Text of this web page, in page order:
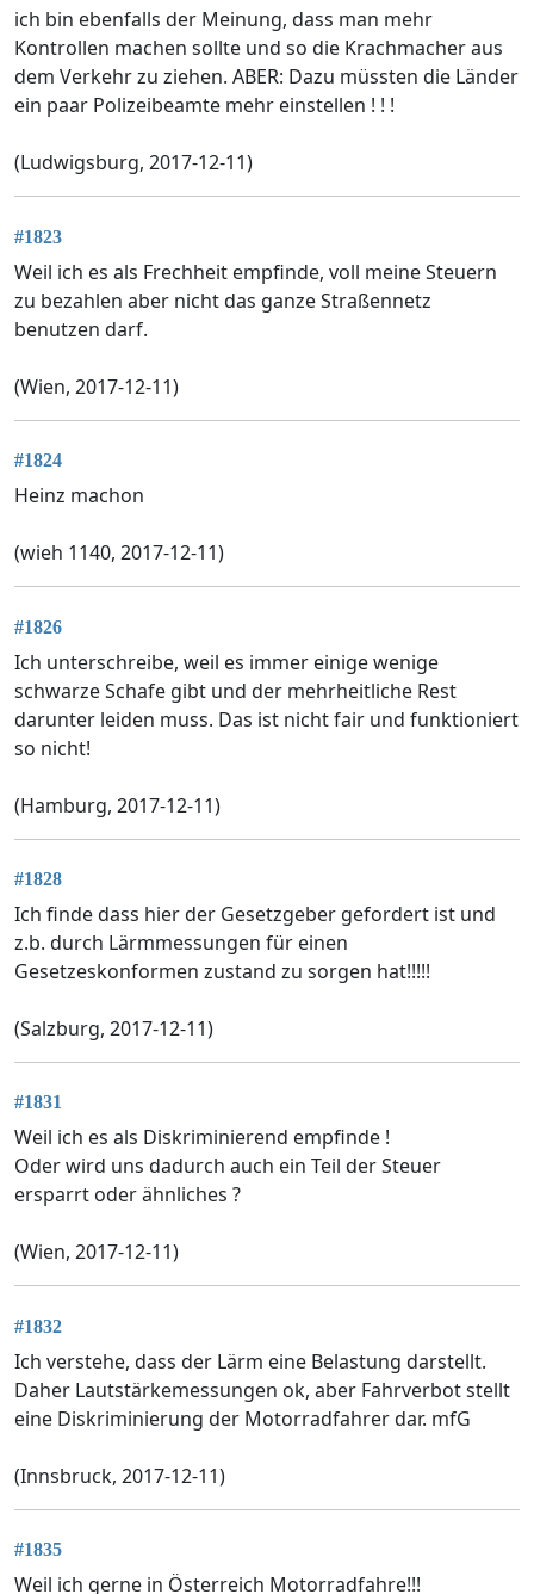
ich bin ebenfalls der Meinung, dass man mehr
Kontrollen machen sollte und so die Krachmacher aus
dem Verkehr zu ziehen. ABER: Dazu müssten die Länder
ein paar Polizeibeamte mehr einstellen ! ! !
(Ludwigsburg, 2017-12-11)
#1823
Weil ich es als Frechheit empfinde, voll meine Steuern
zu bezahlen aber nicht das ganze Straßennetz
benutzen darf.
(Wien, 2017-12-11)
#1824
Heinz machon
(wieh 1140, 2017-12-11)
#1826
Ich unterschreibe, weil es immer einige wenige
schwarze Schafe gibt und der mehrheitliche Rest
darunter leiden muss. Das ist nicht fair und funktioniert
so nicht!
(Hamburg, 2017-12-11)
#1828
Ich finde dass hier der Gesetzgeber gefordert ist und
z.b. durch Lärmmessungen für einen
Gesetzeskonformen zustand zu sorgen hat!!!!!
(Salzburg, 2017-12-11)
#1831
Weil ich es als Diskriminierend empfinde !
Oder wird uns dadurch auch ein Teil der Steuer
ersparrt oder ähnliches ?
(Wien, 2017-12-11)
#1832
Ich verstehe, dass der Lärm eine Belastung darstellt.
Daher Lautstärkemessungen ok, aber Fahrverbot stellt
eine Diskriminierung der Motorradfahrer dar. mfG
(Innsbruck, 2017-12-11)
#1835
Weil ich gerne in Österreich Motorradfahre!!!